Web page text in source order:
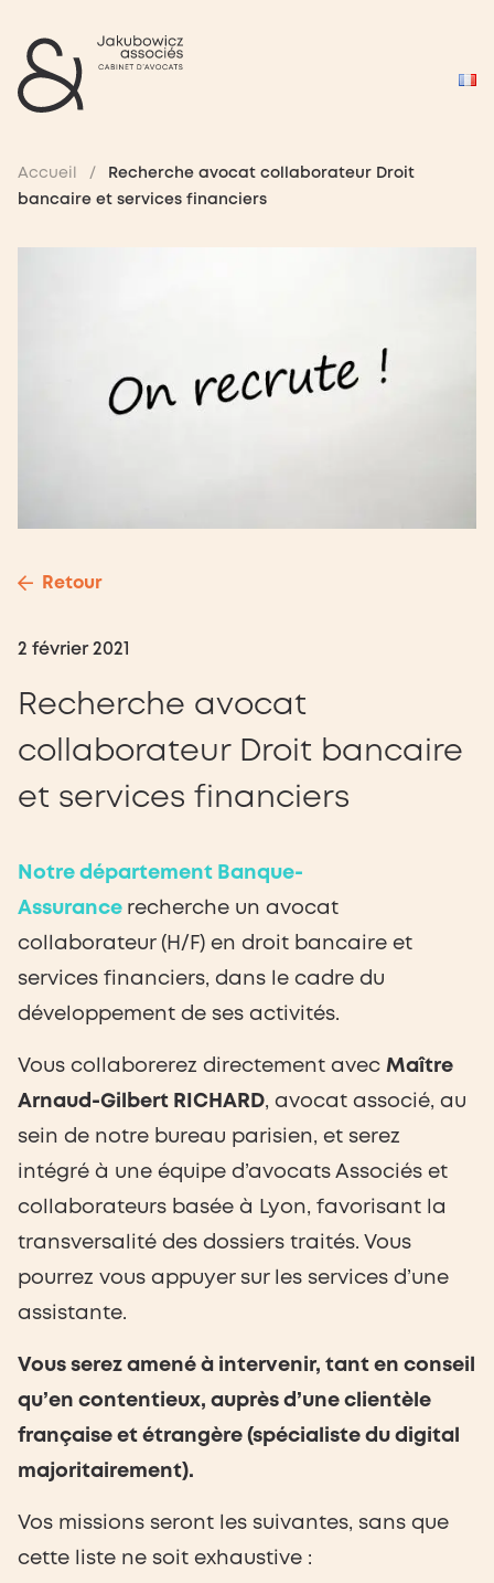
Accueil /
Recherche avocat collaborateur Droit
bancaire et services financiers
Retour
2 février 2021
Recherche avocat
collaborateur Droit bancaire
et services financiers
Notre département Banque-
Assurance recherche un avocat
collaborateur (H/F) en droit bancaire et
services financiers, dans le cadre du
développement de ses activités.
Vous collaborerez directement avec Maître
Arnaud-Gilbert RICHARD, avocat associé, au
sein de notre bureau parisien, et serez
intégré à une équipe d’avocats Associés et
collaborateurs basée à Lyon, favorisant la
transversalité des dossiers traités. Vous
pourrez vous appuyer sur les services d’une
assistante.
Vous serez amené à intervenir, tant en conseil
qu’en contentieux, auprès d’une clientèle
française et étrangère (spécialiste du digital
majoritairement).
Vos missions seront les suivantes, sans que
cette liste ne soit exhaustive :